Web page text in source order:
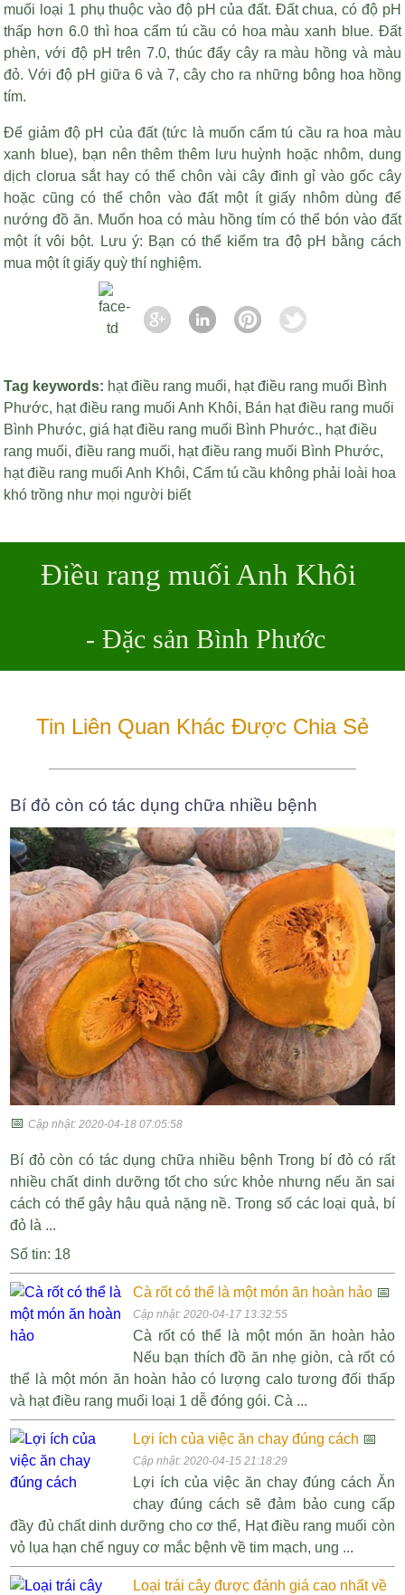
muối loại 1 phụ thuộc vào độ pH của đất. Đất chua, có độ pH
thấp hơn 6.0 thì hoa cẩm tú cầu có hoa màu xanh blue. Đất
phèn, với độ pH trên 7.0, thúc đẩy cây ra màu hồng và màu
đỏ. Với độ pH giữa 6 và 7, cây cho ra những bông hoa hồng
tím.
Để giảm độ pH của đất (tức là muốn cẩm tú cầu ra hoa màu
xanh blue), bạn nên thêm thêm lưu huỳnh hoặc nhôm, dung
dịch clorua sắt hay có thể chôn vài cây đinh gỉ vào gốc cây
hoặc cũng có thể chôn vào đất một ít giấy nhôm dùng để
nướng đồ ăn. Muốn hoa có màu hồng tím có thể bón vào đất
một ít vôi bột. Lưu ý: Bạn có thể kiểm tra độ pH bằng cách
mua một ít giấy quỳ thí nghiệm.
Tag keywords: hạt điều rang muối, hạt điều rang muối Bình
Phước, hạt điều rang muối Anh Khôi, Bán hạt điều rang muối
Bình Phước,giá hạt điều rang muối Bình Phước., hạt điều
rang muối,điều rang muối, hạt điều rang muối Bình Phước,
hạt điều rang muối Anh Khôi,Cẩm tú cầu không phải loài hoa
khó trồng như mọi người biết
Điều rang muối Anh Khôi
- Đặc sản Bình Phước
Tin Liên Quan Khác Được Chia Sẻ
Bí đỏ còn có tác dụng chữa nhiều bệnh
📅Cập nhật: 2020-04-18 07:05:58
Bí đỏ còn có tác dụng chữa nhiều bệnh Trong bí đỏ có rất
nhiều chất dinh dưỡng tốt cho sức khỏe nhưng nếu ăn sai
cách có thể gây hậu quả nặng nề. Trong số các loại quả, bí
đỏ là ...
Số tin: 18
Cà rốt có thể là một món ăn hoàn hảo📅
Cập nhật: 2020-04-17 13:32:55
Cà rốt có thể là một món ăn hoàn hảo
Nếu bạn thích đồ ăn nhẹ giòn, cà rốt có
thể là một món ăn hoàn hảo có lượng calo tương đối thấp
và hạt điều rang muối loại 1 dễ đóng gói. Cà ...
Lợi ích của việc ăn chay đúng cách 📅
Cập nhật: 2020-04-15 21:18:29
Lợi ích của việc ăn chay đúng cách Ăn
chay đúng cách sẽ đảm bảo cung cấp
đầy đủ chất dinh dưỡng cho cơ thể, Hạt điều rang muối còn
vỏ lụa hạn chế nguy cơ mắc bệnh về tim mạch, ung ...
Loại trái cây được đánh giá cao nhất về